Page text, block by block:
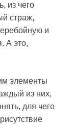
из чего
страж,
и
А это,
элементы
из них,
для чего